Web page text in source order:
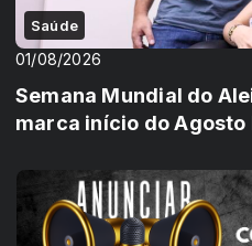
Saúde
01/08/2026
Semana Mundial do
marca início do Agosto